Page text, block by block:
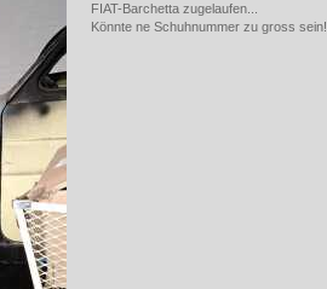
FIAT-Barchetta zugelaufen...
Könnte ne Schuhnummer zu gross sein!